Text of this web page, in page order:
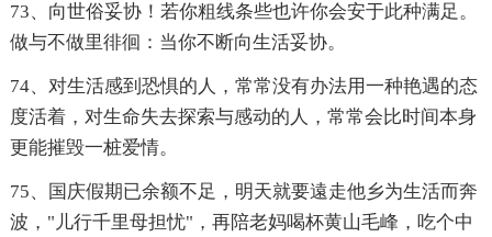
73、向世俗妥协！若你粗线条些也许你会安于此种满足。
做与不做里徘徊：当你不断向生活妥协。
74、对生活感到恐惧的人，常常没有办法用一种艳遇的态
度活着，对生命失去探索与感动的人，常常会比时间本身
更能摧毁一桩爱情。
75、国庆假期已余额不足，明天就要遠走他乡为生活而奔
波，"儿行千里母担忧"，再陪老妈喝杯黄山毛峰，吃个中